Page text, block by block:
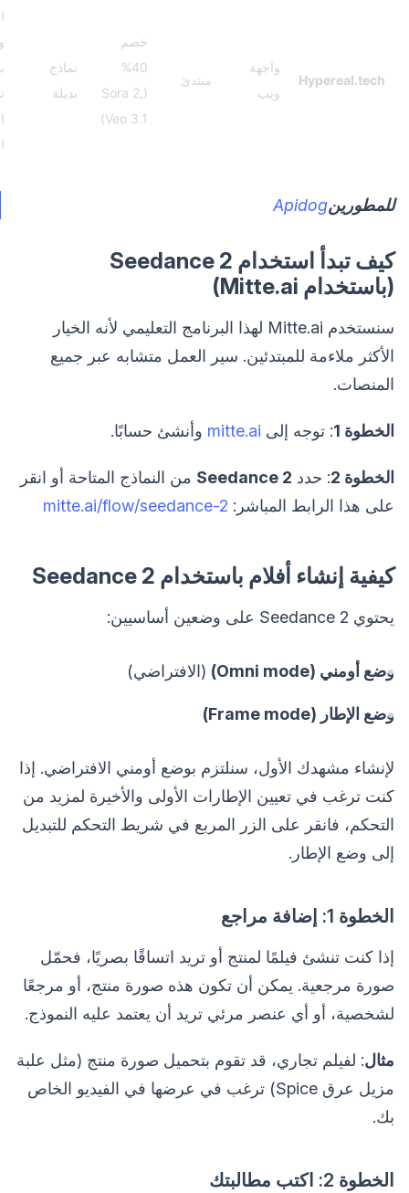
Hypereal.tech
واجهة
ويب
مبتدئ
خصم
40%
(Sora 2,
Veo 3.1)
نماذج
بديلة
للمطورينApidog
كيف تبدأ استخدام Seedance 2
(باستخدام Mitte.ai)
سنستخدم Mitte.ai لهذا البرنامج التعليمي لأنه الخيار
الأكثر ملاءمة للمبتدئين. سير العمل متشابه عبر جميع
المنصات.
الخطوة 1 : توجه إلى mitte.ai وأنشئ حسابًا.
الخطوة 2 : حدد Seedance 2 من النماذج المتاحة أو انقر
على هذا الرابط المباشر: mitte.ai/flow/seedance-2
كيفية إنشاء أفلام باستخدام Seedance 2
يحتوي Seedance 2 على وضعين أساسيين:
وضع أومني (Omni mode) (الافتراضي)
وضع الإطار (Frame mode)
لإنشاء مشهدك الأول، سنلتزم بوضع أومني الافتراضي. إذا
كنت ترغب في تعيين الإطارات الأولى والأخيرة لمزيد من
التحكم، فانقر على الزر المربع في شريط التحكم للتبديل
إلى وضع الإطار.
الخطوة 1: إضافة مراجع
إذا كنت تنشئ فيلمًا لمنتج أو تريد اتساقًا بصريًا، فحمّل
صورة مرجعية. يمكن أن تكون هذه صورة منتج، أو مرجعًا
لشخصية، أو أي عنصر مرئي تريد أن يعتمد عليه النموذج.
مثال: لفيلم تجاري، قد تقوم بتحميل صورة منتج (مثل علبة
مزيل عرق Spice) ترغب في عرضها في الفيديو الخاص
بك.
الخطوة 2: اكتب مطالبتك